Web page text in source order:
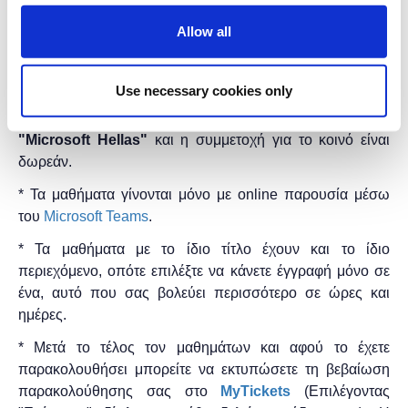
Allow all
Use necessary cookies only
βοηθήσουν στη διαχείριση του λογαριασμού μας.
Μία πρότυπη φόρμουλα λειτουργίας ενός
Διάρκεια προγράμματος: 1 ώρα.
Η εκδήλωση γίνεταιμε την υποστήριξη της
" Microsoft Hellas" και η συμμετοχή για το κοινό είναι
δωρεάν.
* Τα μαθήματα γίνονται μόνο με online παρουσία μέσω
του Microsoft Teams.
* Τα μαθήματα με το ίδιο τίτλο έχουν και το ίδιο
περιεχόμενο, οπότε επιλέξτε να κάνετε έγγραφή μόνο σε
ένα, αυτό που σας βολεύει περισσότερο σε ώρες και
ημέρες.
* Μετά το τέλος τον μαθημάτων και αφού το έχετε
παρακολουθήσει μπορείτε να εκτυπώσετε τη βεβαίωση
παρακολούθησης ​σας στο
MyTickets (Επιλέγοντας